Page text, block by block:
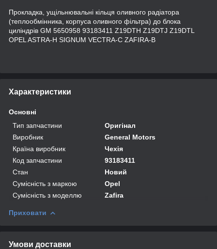
Прокладка, ущільнювальні кільця оливного радіатора
(теплообмінника, корпуса оливного фільтра) до блока
циліндрів GM 5650958 93183411 Z19DTH Z19DTJ Z19DTL
OPEL ASTRA-H SIGNUM VECTRA-C ZAFIRA-B
Характеристики
Основні
Тип запчастини
Оригінал
Виробник
General Motors
Країна виробник
Чехія
Код запчастини
93183411
Стан
Новий
Сумісність з маркою
Opel
Сумісність з моделлю
Zafira
Приховати
Умови доставки